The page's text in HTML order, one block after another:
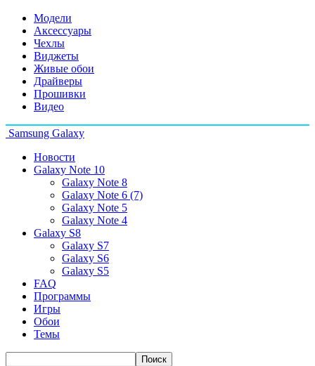
Модели
Аксессуары
Чехлы
Виджеты
Живые обои
Драйверы
Прошивки
Видео
Samsung Galaxy
Новости
Galaxy Note 10
Galaxy Note 8
Galaxy Note 6 (7)
Galaxy Note 5
Galaxy Note 4
Galaxy S8
Galaxy S7
Galaxy S6
Galaxy S5
FAQ
Программы
Игры
Обои
Темы